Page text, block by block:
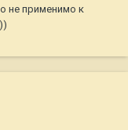
не применимо к